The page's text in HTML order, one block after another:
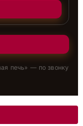
печь» — по звонку